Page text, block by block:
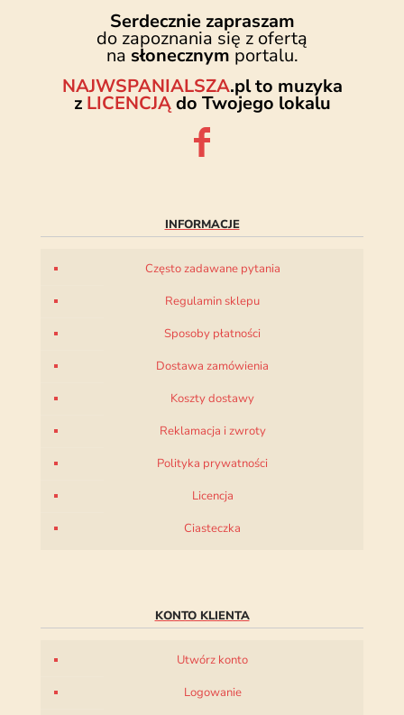
Serdecznie zapraszam
do zapoznania się z ofertą
na słonecznym portalu.
NAJWSPANIALSZA.pl to muzyka
z LICENCJĄdo Twojego lokalu
INFORMACJE
Często zadawane pytania
Regulamin sklepu
Sposoby płatności
Dostawa zamówienia
Koszty dostawy
Reklamacja i zwroty
Polityka prywatności
Licencja
Ciasteczka
KONTO KLIENTA
Utwórz konto
Logowanie